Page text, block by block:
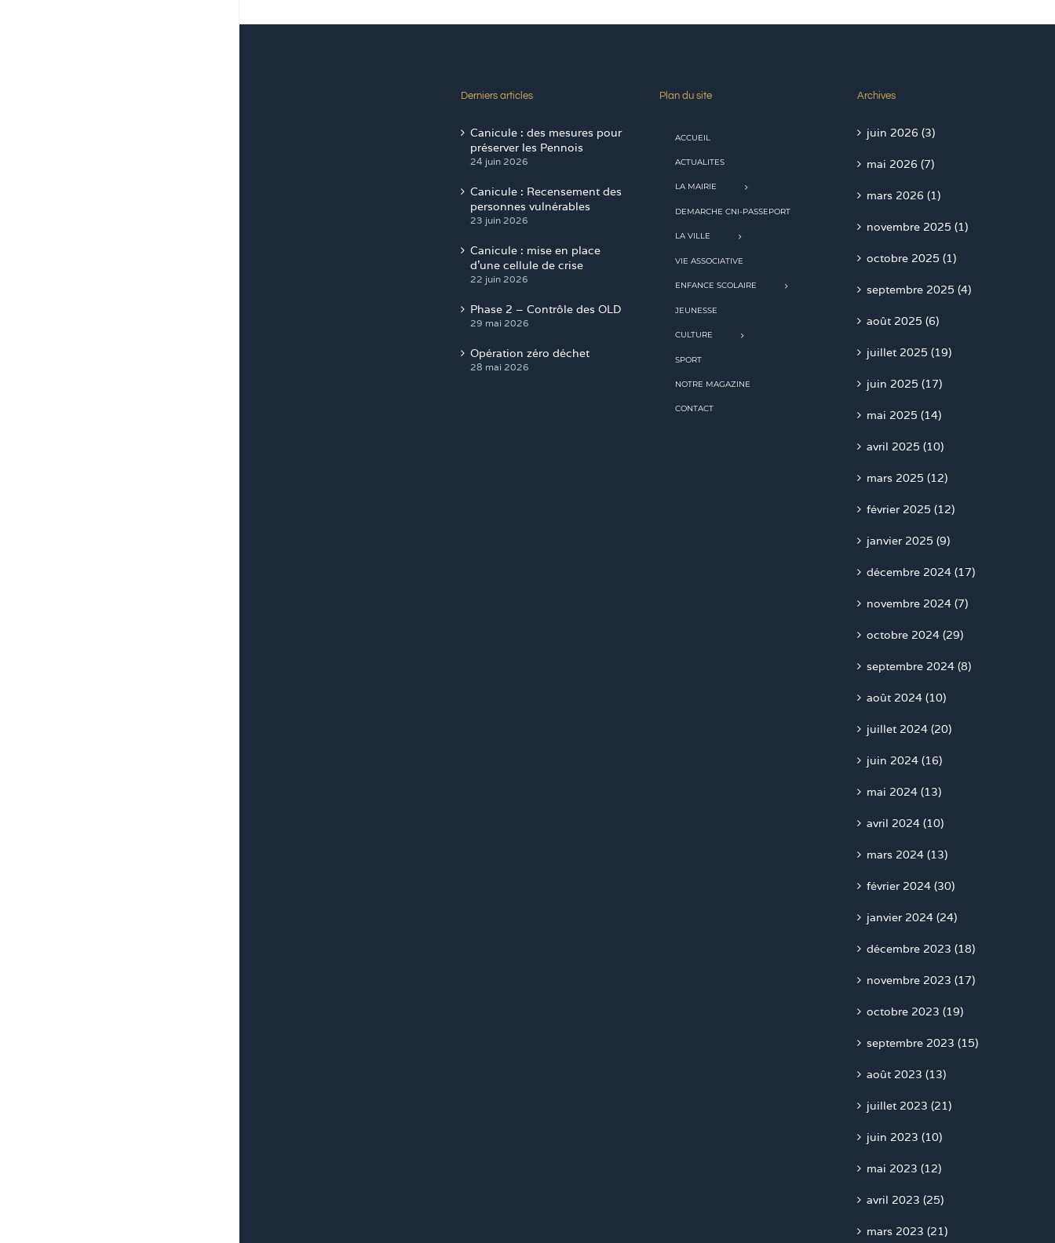
Derniers articles
Canicule : des mesures pour
préserver les Pennois
24 juin 2026
Canicule : Recensement des
personnes vulnérables
23 juin 2026
Canicule : mise en place
d’une cellule de crise
22 juin 2026
Phase 2 – Contrôle des OLD
29 mai 2026
Opération zéro déchet
28 mai 2026
Plan du site
ACCUEIL
ACTUALITES
LA MAIRIE
DEMARCHE CNI-PASSEPORT
LA VILLE
VIE ASSOCIATIVE
ENFANCE SCOLAIRE
JEUNESSE
CULTURE
SPORT
NOTRE MAGAZINE
CONTACT
Archives
juin 2026 (3)
mai 2026 (7)
mars 2026 (1)
novembre 2025 (1)
octobre 2025 (1)
septembre 2025 (4)
août 2025 (6)
juillet 2025 (19)
juin 2025 (17)
mai 2025 (14)
avril 2025 (10)
mars 2025 (12)
février 2025 (12)
janvier 2025 (9)
décembre 2024 (17)
novembre 2024 (7)
octobre 2024 (29)
septembre 2024 (8)
août 2024 (10)
juillet 2024 (20)
juin 2024 (16)
mai 2024 (13)
avril 2024 (10)
mars 2024 (13)
février 2024 (30)
janvier 2024 (24)
décembre 2023 (18)
novembre 2023 (17)
octobre 2023 (19)
septembre 2023 (15)
août 2023 (13)
juillet 2023 (21)
juin 2023 (10)
mai 2023 (12)
avril 2023 (25)
mars 2023 (21)